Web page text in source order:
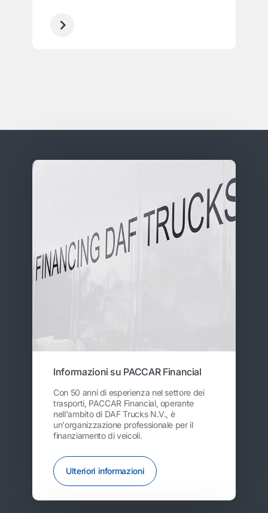
Informazioni su PACCAR Financial
Con 50 anni di esperienza nel settore dei
trasporti, PACCAR Financial, operante
nell'ambito di DAF Trucks N.V., è
un'organizzazione professionale per il
finanziamento di veicoli.
Ulteriori informazioni